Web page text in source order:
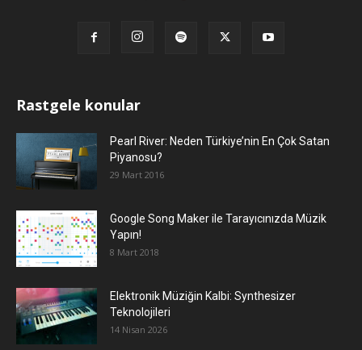
Rastgele konular
Pearl River: Neden Türkiye’nin En Çok Satan
Piyanosu?
29 Mart 2016
Google Song Maker ile Tarayıcınızda Müzik
Yapın!
8 Mart 2018
Elektronik Müziğin Kalbi: Synthesizer
Teknolojileri
14 Nisan 2026